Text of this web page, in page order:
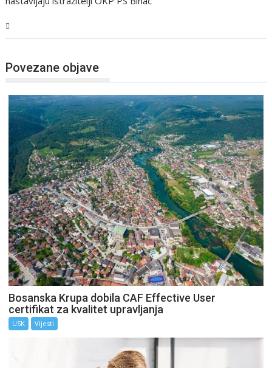
Povezane objave
Bosanska Krupa dobila CAF Effective User
certifikat za kvalitet upravljanja
USK Vijesti